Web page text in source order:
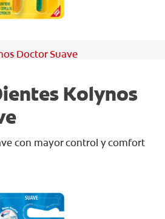
PARA PROFESIONALES
PY (ES)
Doctor Suave
Kolynos
con mayor control y comfort